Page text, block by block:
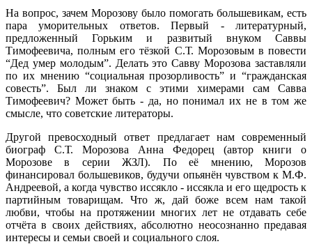
На вопрос, зачем Морозову было помогать большевикам, есть
пара уморительных ответов. Первый - литературный,
предложенный Горьким и развитый внуком Саввы
Тимофеевича, полным его тёзкой С.Т. Морозовым в повести
“Дед умер молодым”. Делать это Савву Морозова заставляли
по их мнению “социальная прозорливость” и “гражданская
совесть”. Был ли знаком с этими химерами сам Савва
Тимофеевич? Может быть - да, но понимал их не в том же
смысле, что советские литераторы.
Другой превосходный ответ предлагает нам современный
биограф С.Т. Морозова Анна Федорец (автор книги о
Морозове в серии ЖЗЛ). По её мнению, Морозов
финансировал большевиков, будучи опьянён чувством к М.Ф.
Андреевой, а когда чувство иссякло - иссякла и его щедрость к
партийным товарищам. Что ж, дай боже всем нам такой
любви, чтобы на протяжении многих лет не отдавать себе
отчёта в своих действиях, абсолютно неосознанно предавая
интересы и семьи своей и социального слоя.